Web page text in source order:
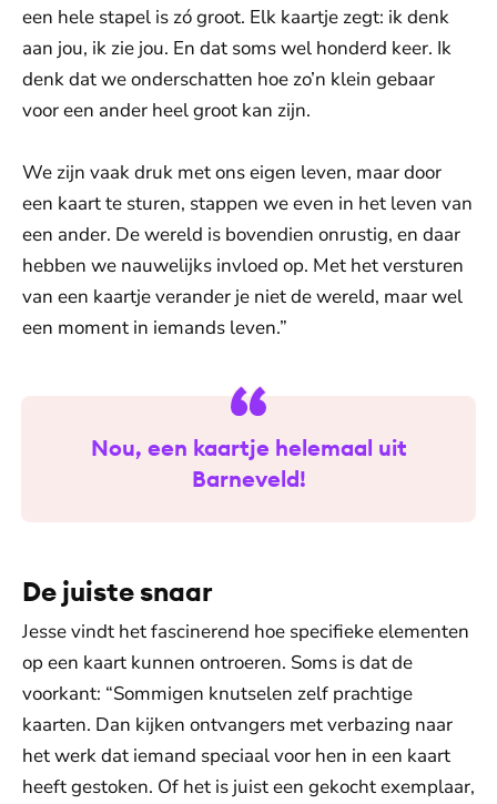
een hele stapel is zó groot. Elk kaartje zegt: ik denk
aan jou, ik zie jou. En dat soms wel honderd keer. Ik
denk dat we onderschatten hoe zo’n klein gebaar
voor een ander heel groot kan zijn.
We zijn vaak druk met ons eigen leven, maar door
een kaart te sturen, stappen we even in het leven van
een ander. De wereld is bovendien onrustig, en daar
hebben we nauwelijks invloed op. Met het versturen
van een kaartje verander je niet de wereld, maar wel
een moment in iemands leven.”
Nou, een kaartje helemaal uit
Barneveld!
De juiste snaar
Jesse vindt het fascinerend hoe specifieke elementen
op een kaart kunnen ontroeren. Soms is dat de
voorkant: “Sommigen knutselen zelf prachtige
kaarten. Dan kijken ontvangers met verbazing naar
het werk dat iemand speciaal voor hen in een kaart
heeft gestoken. Of het is juist een gekocht exemplaar,